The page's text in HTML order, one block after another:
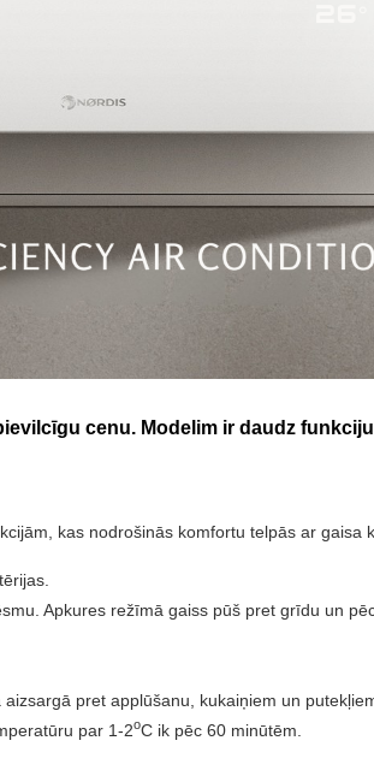
cenu. Modelim ir daudz
kas nodrošinās komfortu telpās ar gaisa
Apkures režīmā gaiss pūš pret grīdu un
pret applūšanu, kukaiņiem un
par 1-2oC ik pēc 60 minūtēm.